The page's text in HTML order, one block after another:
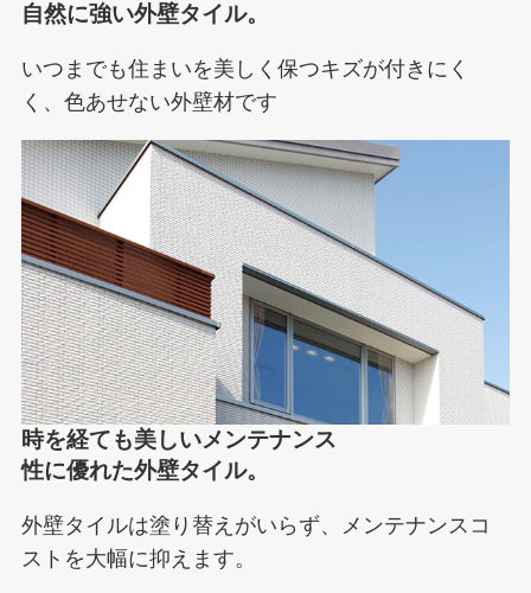
自然に強い外壁タイル。
いつまでも住まいを美しく保つキズが付きにく
く、色あせない外壁材です
時を経ても美しいメンテナンス
性に優れた外壁タイル。
外壁タイルは塗り替えがいらず、メンテナンスコ
ストを大幅に抑えます。